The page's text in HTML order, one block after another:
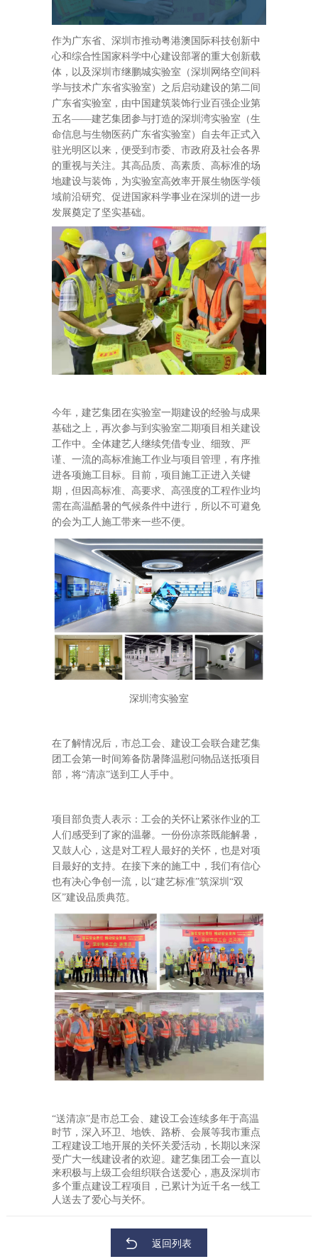
作为广东省、深圳市推动粤港澳国际科技创新中
心和综合性国家科学中心建设部署的重大创新载
体，以及深圳市继鹏城实验室（深圳网络空间科
学与技术广东省实验室）之后启动建设的第二间
广东省实验室，由中国建筑装饰行业百强企业第
五名——建艺集团参与打造的深圳湾实验室（生
命信息与生物医药广东省实验室）自去年正式入
驻光明区以来，便受到市委、市政府及社会各界
的重视与关注。其高品质、高素质、高标准的场
地建设与装饰，为实验室高效率开展生物医学领
域前沿研究、促进国家科学事业在深圳的进一步
发展奠定了坚实基础。
今年，建艺集团在实验室一期建设的经验与成果
基础之上，再次参与到实验室二期项目相关建设
工作中。全体建艺人继续凭借专业、细致、严
谨、一流的高标准施工作业与项目管理，有序推
进各项施工目标。目前，项目施工正进入关键
期，但因高标准、高要求、高强度的工程作业均
需在高温酷暑的气候条件中进行，所以不可避免
的会为工人施工带来一些不便。
深圳湾实验室
在了解情况后，市总工会、建设工会联合建艺集
团工会第一时间筹备防暑降温慰问物品送抵项目
部，将“清凉”送到工人手中。
项目部负责人表示：工会的关怀让紧张作业的工
人们感受到了家的温馨。一份份凉茶既能解暑，
又鼓人心，这是对工程人最好的关怀，也是对项
目最好的支持。在接下来的施工中，我们有信心
也有决心争创一流，以“建艺标准”筑深圳“双
区”建设品质典范。
“送清凉”是市总工会、建设工会连续多年于高温
时节，深入环卫、地铁、路桥、会展等我市重点
工程建设工地开展的关怀关爱活动，长期以来深
受广大一线建设者的欢迎。建艺集团工会一直以
来积极与上级工会组织联合送爱心，惠及深圳市
多个重点建设工程项目，已累计为近千名一线工
人送去了爱心与关怀。
返回列表